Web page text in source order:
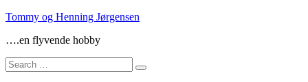
Skip
content
Tommy og Henning Jørgensen
….en flyvende hobby
Search
for: